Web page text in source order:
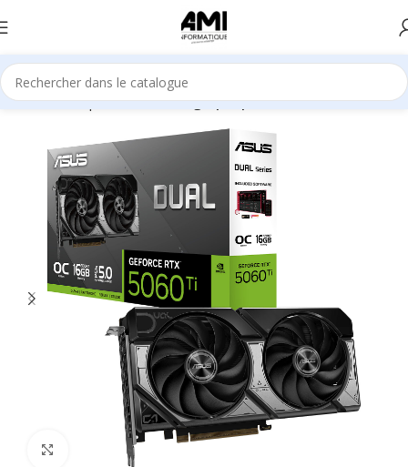
Accueil Composants Cartes graphiques